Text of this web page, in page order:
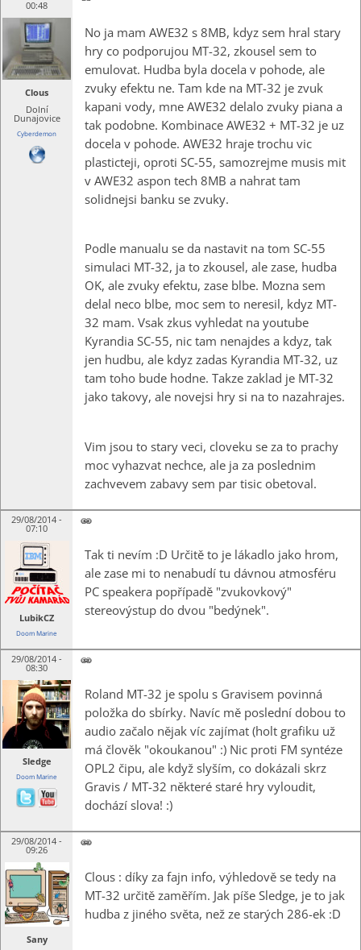
00:48
Clous
Dolní
Dunajovice
Cyberdemon
No ja mam AWE32 s 8MB, kdyz sem hral stary
hry co podporujou MT-32, zkousel sem to
emulovat. Hudba byla docela v pohode, ale
zvuky efektu ne. Tam kde na MT-32 je zvuk
kapani vody, mne AWE32 delalo zvuky piana a
tak podobne. Kombinace AWE32 + MT-32 je uz
docela v pohode. AWE32 hraje trochu vic
plasticteji, oproti SC-55, samozrejme musis mit
v AWE32 aspon tech 8MB a nahrat tam
solidnejsi banku se zvuky.
Podle manualu se da nastavit na tom SC-55
simulaci MT-32, ja to zkousel, ale zase, hudba
OK, ale zvuky efektu, zase blbe. Mozna sem
delal neco blbe, moc sem to neresil, kdyz MT-
32 mam. Vsak zkus vyhledat na youtube
Kyrandia SC-55, nic tam nenajdes a kdyz, tak
jen hudbu, ale kdyz zadas Kyrandia MT-32, uz
tam toho bude hodne. Takze zaklad je MT-32
jako takovy, ale novejsi hry si na to nazahrajes.
Vim jsou to stary veci, cloveku se za to prachy
moc vyhazvat nechce, ale ja za poslednim
zachvevem zabavy sem par tisic obetoval.
29/08/2014 -
07:10
LubikCZ
Doom Marine
Tak ti nevím :D Určitě to je lákadlo jako hrom,
ale zase mi to nenabudí tu dávnou atmosféru
PC speakera popřípadě "zvukovkový"
stereovýstup do dvou "bedýnek".
29/08/2014 -
08:30
Sledge
Doom Marine
Roland MT-32 je spolu s Gravisem povinná
položka do sbírky. Navíc mě poslední dobou to
audio začalo nějak víc zajímat (holt grafiku už
má člověk "okoukanou" :) Nic proti FM syntéze
OPL2 čipu, ale když slyším, co dokázali skrz
Gravis / MT-32 některé staré hry vyloudit,
dochází slova! :)
29/08/2014 -
09:26
Sany
Clous : díky za fajn info, výhledově se tedy na
MT-32 určitě zaměřím. Jak píše Sledge, je to jak
hudba z jiného světa, než ze starých 286-ek :D